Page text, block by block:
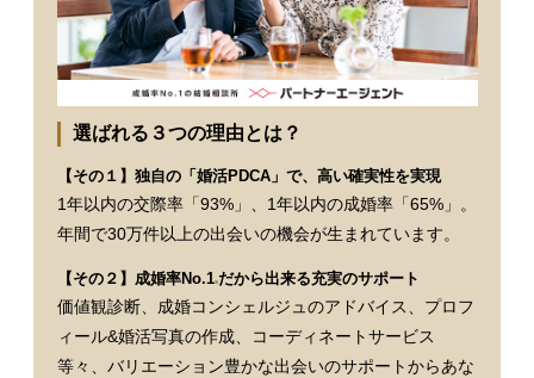
選ばれる３つの理由とは？
【その１】独自の「婚活PDCA」で、高い確実性を実現
1年以内の交際率「93%」、1年以内の成婚率「65%」。
年間で30万件以上の出会いの機会が生まれています。
【その２】成婚率No.1※だから出来る充実のサポート
価値観診断、成婚コンシェルジュのアドバイス、プロフ
ィール&婚活写真の作成、コーディネートサービス
等々、バリエーション豊かな出会いのサポートからあな